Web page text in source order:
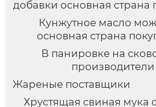
добавки основная страна
Кунжутное масло
основная страна
В панировке на
производители
Жареные поставщики
Хрустящая свиная мука